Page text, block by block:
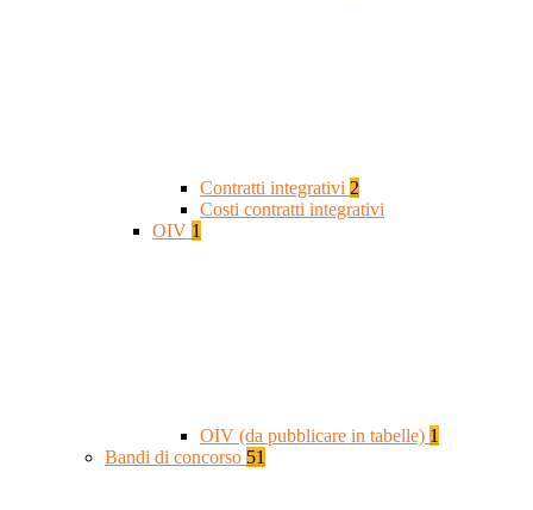
Contratti integrativi 2
Costi contratti integrativi
OIV 1
OIV (da pubblicare in tabelle) 1
Bandi di concorso 51